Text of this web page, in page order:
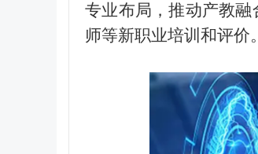
专业布局，推动产教
师等新职业培训和评价。